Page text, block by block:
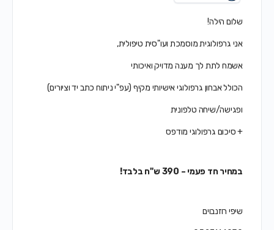
שלום הילה!
אני גרפולוגית מוסמכת ועו"סית טיפולית,
אשמח לתת לך מענה מדויק ואיכותי
הכולל אבחון גרפולוגי אישיותי מקיף (עפ"י ניתוח כתב יד וציורים)
ופגישה/שיחה טלפונית
+ סיכום גרפולוגי מודפס
במחיר חד פעמי – 390 ש"ח בלבד!
שיפי רוזנבוים